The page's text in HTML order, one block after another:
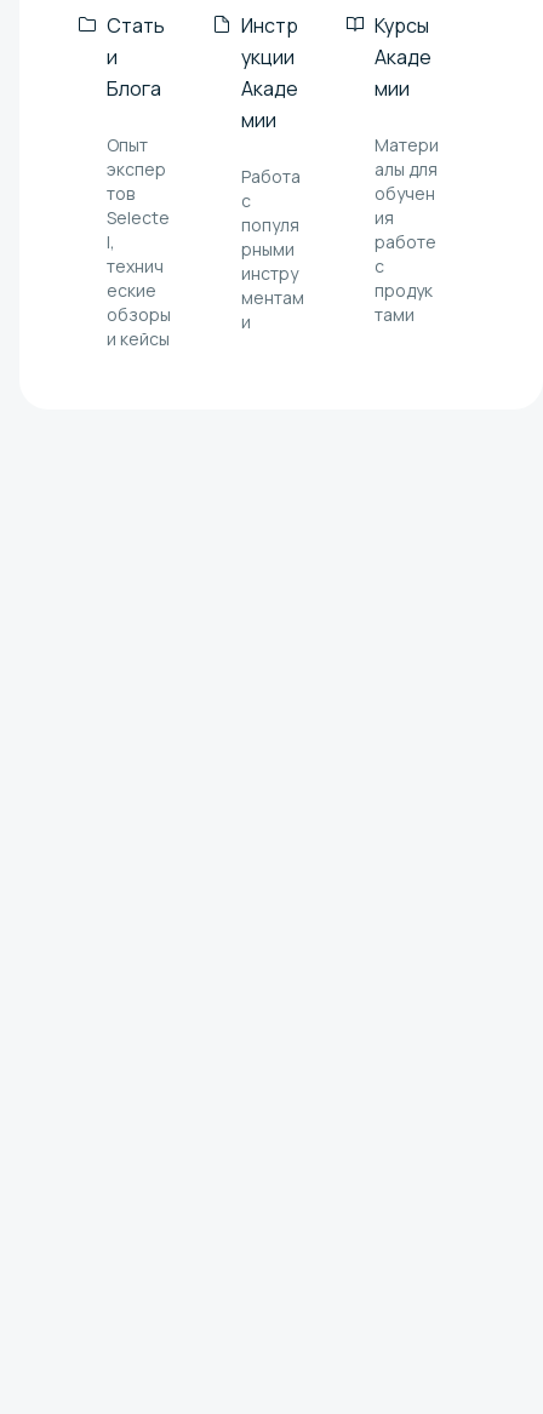
Стать
и
Блога
Опыт
экспер
тов
Selecte
l,
технич
еские
обзоры
и кейсы
Инстр
укции
Акаде
мии
Работа
с
популя
рными
инстру
ментам
и
Курсы
Акаде
мии
Матери
алы для
обучен
ия
работе
с
продук
тами